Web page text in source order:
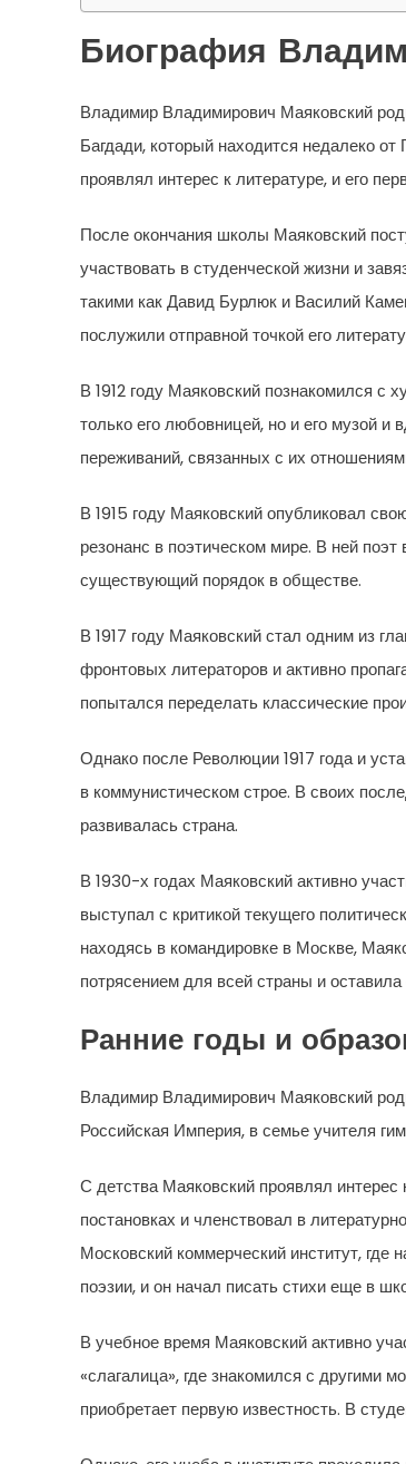
Биография
Владимир Владимирович Маяковский
Багдади, который находится недалеко
проявлял интерес к литературе, и его
После окончания школы Маяковский
участвовать в студенческой жизни и
такими как Давид Бурлюк и Василий
послужили отправной точкой его
В 1912 году Маяковский познакомился
только его любовницей, но и его музой и
переживаний, связанных с их
В 1915 году Маяковский опубликовал
резонанс в поэтическом мире. В ней
существующий порядок в обществе.
В 1917 году Маяковский стал одним из
фронтовых литераторов и активно
попытался переделать классические
Однако после Революции 1917 года и
в коммунистическом строе. В своих
развивалась страна.
В 1930-х годах Маяковский активно
выступал с критикой текущего
находясь в командировке в Москве,
потрясением для всей страны и
Ранние годы и
Владимир Владимирович Маяковский
Российская Империя, в семье учителя
С детства Маяковский проявлял интерес
постановках и членствовал в
Московский коммерческий институт, где
поэзии, и он начал писать стихи еще в
В учебное время Маяковский активно
«слагалица», где знакомился с другими
приобретает первую известность. В